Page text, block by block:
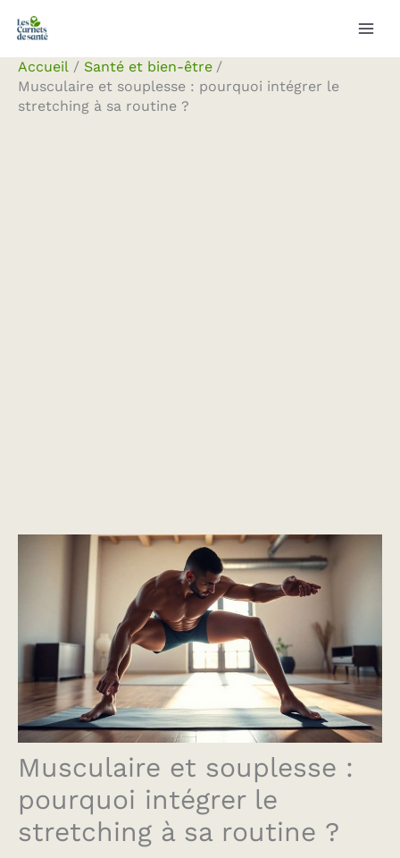
Aller
contenu
Accueil
Santé et bien-être
Musculaire et souplesse : pourquoi intégrer le
stretching à sa routine ?
Musculaire et souplesse :
pourquoi intégrer le
stretching à sa routine ?
Rechercher